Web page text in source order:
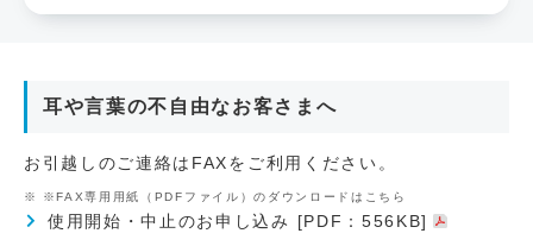
耳や言葉の不自由なお客さまへ
お引越しのご連絡はFAXをご利用ください。
※FAX専用用紙（PDFファイル）のダウンロードはこちら
使用開始・中止のお申し込み [PDF：556KB]